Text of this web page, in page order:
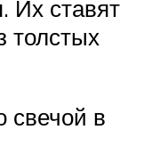
Их ставят
толстых
свечой в